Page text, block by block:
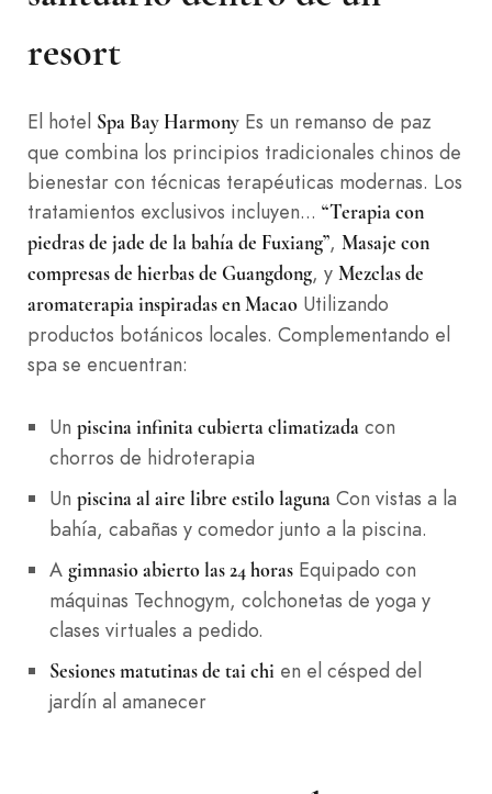
resort
El hotel Spa Bay Harmony Es un remanso de paz
que combina los principios tradicionales chinos de
bienestar con técnicas terapéuticas modernas. Los
tratamientos exclusivos incluyen... “Terapia con
piedras de jade de la bahía de Fuxiang”, Masaje con
compresas de hierbas de Guangdong, y Mezclas de
aromaterapia inspiradas en Macao Utilizando
productos botánicos locales. Complementando el
spa se encuentran:
Un piscina infinita cubierta climatizadacon
chorros de hidroterapia
Un piscina al aire libre estilo lagunaCon vistas a la
bahía, cabañas y comedor junto a la piscina.
A gimnasio abierto las 24 horasEquipado con
máquinas Technogym, colchonetas de yoga y
clases virtuales a pedido.
Sesiones matutinas de tai chi en el césped del
jardín al amanecer